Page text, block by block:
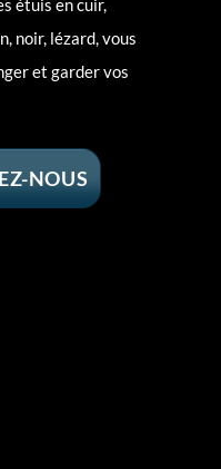
étuis en cuir,
noir, lézard, vous
et garder vos
NOUS